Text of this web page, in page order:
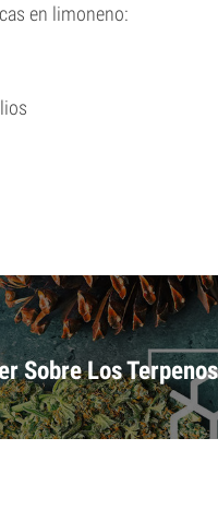
en limoneno:
Sobre Los Terpenos